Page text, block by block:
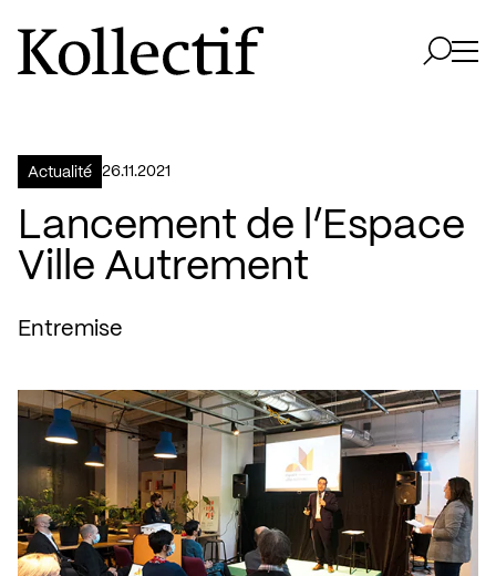
Aller à la page d'accueil
Logo Kollectif
Actualité 26.11.2021
Lancement de l’Espace
Ville Autrement
Entremise